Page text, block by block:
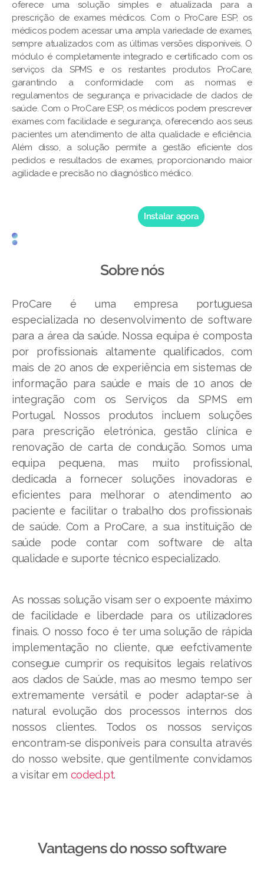
oferece uma solução simples e atualizada para a
prescrição de exames médicos. Com o ProCare ESP, os
médicos podem acessar uma ampla variedade de exames,
sempre atualizados com as últimas versões disponíveis. O
módulo é completamente integrado e certificado com os
serviços da SPMS e os restantes produtos ProCare,
garantindo a conformidade com as normas e
regulamentos de segurança e privacidade de dados de
saúde. Com o ProCare ESP, os médicos podem prescrever
exames com facilidade e segurança, oferecendo aos seus
pacientes um atendimento de alta qualidade e eficiência.
Além disso, a solução permite a gestão eficiente dos
pedidos e resultados de exames, proporcionando maior
agilidade e precisão no diagnóstico médico.
Instalar agora
Sobre nós
ProCare é uma empresa portuguesa
especializada no desenvolvimento de software
para a área da saúde. Nossa equipa é composta
por profissionais altamente qualificados, com
mais de 20 anos de experiência em sistemas de
informação para saúde e mais de 10 anos de
integração com os Serviços da SPMS em
Portugal. Nossos produtos incluem soluções
para prescrição eletrónica, gestão clínica e
renovação de carta de condução. Somos uma
equipa pequena, mas muito profissional,
dedicada a fornecer soluções inovadoras e
eficientes para melhorar o atendimento ao
paciente e facilitar o trabalho dos profissionais
de saúde. Com a ProCare, a sua instituição de
saúde pode contar com software de alta
qualidade e suporte técnico especializado.
As nossas solução visam ser o expoente máximo
de facilidade e liberdade para os utilizadores
finais. O nosso foco é ter uma solução de rápida
implementação no cliente, que eefctivamente
consegue cumprir os requisitos legais relativos
aos dados de Saúde, mas ao mesmo tempo ser
extremamente versátil e poder adaptar-se à
natural evolução dos processos internos dos
nossos clientes. Todos os nossos serviços
encontram-se disponíveis para consulta através
do nosso website, que gentilmente convidamos
a visitar em coded.pt.
Vantagens do nosso software​